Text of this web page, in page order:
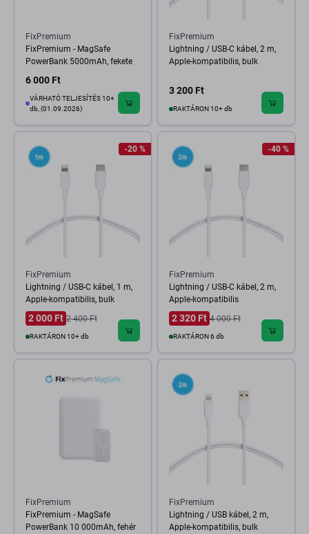
FixPremium
FixPremium - MagSafe
PowerBank 5000mAh, fekete
6 000 Ft
VÁRHATÓ TELJESÍTÉS 10+
db, (01.09.2026)
FixPremium
Lightning / USB-C kábel, 2 m,
Apple-kompatibilis, bulk
3 200 Ft
RAKTÁRON 10+ db
-20 %
FixPremium
Lightning / USB-C kábel, 1 m,
Apple-kompatibilis, bulk
2 000 Ft 2 400 Ft
RAKTÁRON 10+ db
-40 %
FixPremium
Lightning / USB-C kábel, 2 m,
Apple-kompatibilis
2 320 Ft 4 000 Ft
RAKTÁRON 6 db
FixPremium
FixPremium - MagSafe
PowerBank 10 000mAh, fehér
FixPremium
Lightning / USB kábel, 2 m,
Apple-kompatibilis, bulk